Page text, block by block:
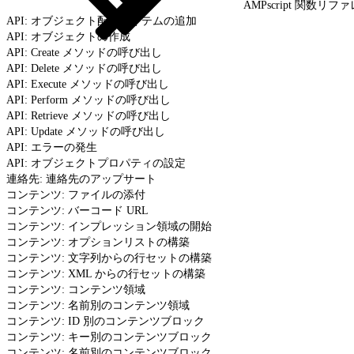
AMPscript 関数リファ
API: オブジェクト配列アイテムの追加
API: オブジェクトの作成
API: Create メソッドの呼び出し
API: Delete メソッドの呼び出し
API: Execute メソッドの呼び出し
API: Perform メソッドの呼び出し
API: Retrieve メソッドの呼び出し
API: Update メソッドの呼び出し
API: エラーの発生
API: オブジェクトプロパティの設定
連絡先: 連絡先のアップサート
コンテンツ: ファイルの添付
コンテンツ: バーコード URL
コンテンツ: インプレッション領域の開始
コンテンツ: オプションリストの構築
コンテンツ: 文字列からの行セットの構築
コンテンツ: XML からの行セットの構築
コンテンツ: コンテンツ領域
コンテンツ: 名前別のコンテンツ領域
コンテンツ: ID 別のコンテンツブロック
コンテンツ: キー別のコンテンツブロック